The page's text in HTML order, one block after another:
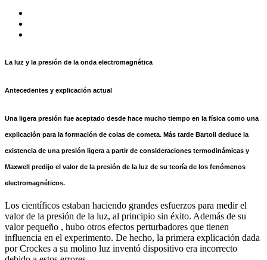
La luz y la presión de la onda electromagnética
Antecedentes y explicación actual
Una ligera presión fue aceptado desde hace mucho tiempo en la física como una
explicación para la formación de colas de cometa. Más tarde Bartoli deduce la
existencia de una presión ligera a partir de consideraciones termodinámicas y
Maxwell predijo el valor de la presión de la luz de su teoría de los fenómenos
electromagnéticos.
Los científicos estaban haciendo grandes esfuerzos para medir el
valor de la presión de la luz, al principio sin éxito. Además de su
valor pequeño , hubo otros efectos perturbadores que tienen
influencia en el experimento. De hecho, la primera explicación dada
por Crockes a su molino luz inventó dispositivo era incorrecto